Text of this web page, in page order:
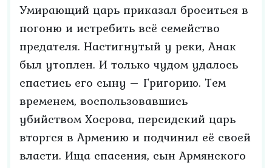
Умирающий царь приказал броситься в
погоню и истребить всё семейство
предателя. Настигнутый у реки, Анак
был утоплен. И только чудом удалось
спастись его сыну – Григорию. Тем
временем, воспользовавшись
убийством Хосрова, персидский царь
вторгся в Армению и подчинил её своей
власти. Ища спасения, сын Армянского